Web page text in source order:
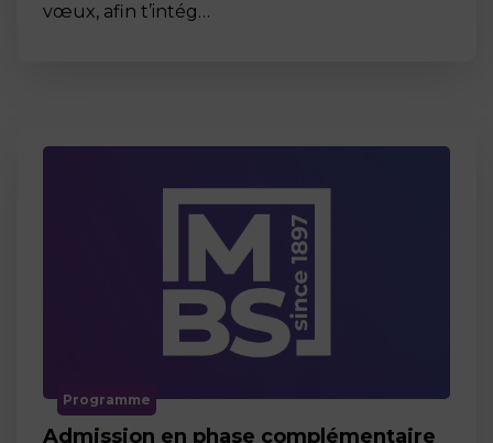
vœux, afin t’intég…
Programme
Admission en phase complémentaire